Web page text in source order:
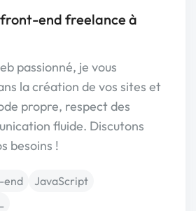
end freelance à
passionné, je vous
la création de vos sites et
propre, respect des
fluide. Discutons
besoins !
end
JavaScript